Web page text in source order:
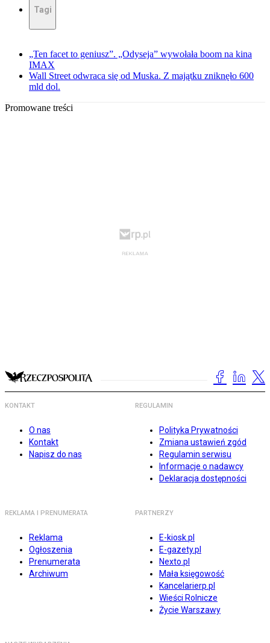
Tagi
„Ten facet to geniusz”. „Odyseja” wywołała boom na kina
IMAX
Wall Street odwraca się od Muska. Z majątku zniknęło 600
mld dol.
Promowane treści
KONTAKT
O nas
Kontakt
Napisz do nas
REGULAMIN
Polityka Prywatności
Zmiana ustawień zgód
Regulamin serwisu
Informacje o nadawcy
Deklaracja dostępności
REKLAMA I PRENUMERATA
Reklama
Ogłoszenia
Prenumerata
Archiwum
PARTNERZY
E-kiosk.pl
E-gazety.pl
Nexto.pl
Mała księgowość
Kancelarierp.pl
Wieści Rolnicze
Życie Warszawy